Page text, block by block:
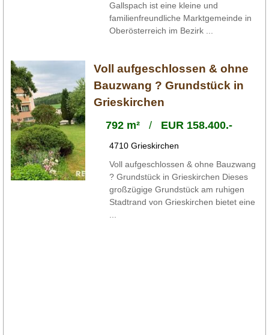
Gallspach ist eine kleine und
familienfreundliche Marktgemeinde in
Oberösterreich im Bezirk ...
Voll aufgeschlossen & ohne
Bauzwang ? Grundstück in
Grieskirchen
792 m²/ EUR 158.400.-
4710 Grieskirchen
Voll aufgeschlossen & ohne Bauzwang
? Grundstück in Grieskirchen Dieses
großzügige Grundstück am ruhigen
Stadtrand von Grieskirchen bietet eine